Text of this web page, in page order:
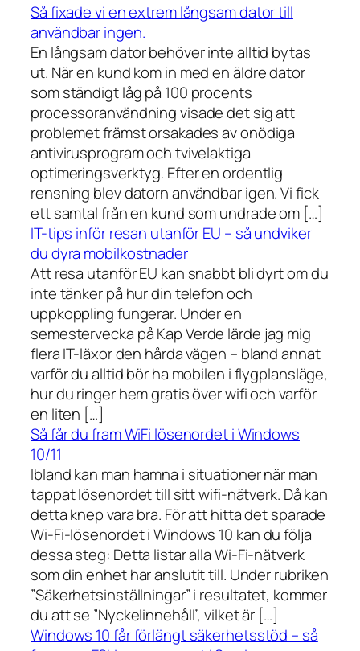
Så fixade vi en extrem långsam dator till
användbar ingen.
En långsam dator behöver inte alltid bytas
ut. När en kund kom in med en äldre dator
som ständigt låg på 100 procents
processoranvändning visade det sig att
problemet främst orsakades av onödiga
antivirusprogram och tvivelaktiga
optimeringsverktyg. Efter en ordentlig
rensning blev datorn användbar igen. Vi fick
ett samtal från en kund som undrade om […]
IT-tips inför resan utanför EU – så undviker
du dyra mobilkostnader
Att resa utanför EU kan snabbt bli dyrt om du
inte tänker på hur din telefon och
uppkoppling fungerar. Under en
semestervecka på Kap Verde lärde jag mig
flera IT-läxor den hårda vägen – bland annat
varför du alltid bör ha mobilen i flygplansläge,
hur du ringer hem gratis över wifi och varför
en liten […]
Så får du fram WiFi lösenordet i Windows
10/11
Ibland kan man hamna i situationer när man
tappat lösenordet till sitt wifi-nätverk. Då kan
detta knep vara bra. För att hitta det sparade
Wi-Fi-lösenordet i Windows 10 kan du följa
dessa steg: Detta listar alla Wi-Fi-nätverk
som din enhet har anslutit till. Under rubriken
”Säkerhetsinställningar” i resultatet, kommer
du att se ”Nyckelinnehåll”, vilket är […]
Windows 10 får förlängt säkerhetsstöd – så